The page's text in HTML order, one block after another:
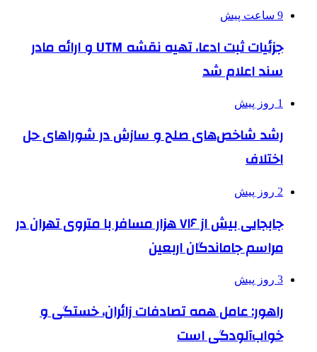
9 ساعت پیش
جزئیات ثبت ادعا، تهیه نقشه UTM و ارائه مادر
سند اعلام شد
1 روز پیش
رشد شاخص‌های صلح و سازش در شوراهای حل
اختلاف
2 روز پیش
جابجایی بیش از ۷۱۶ هزار مسافر با متروی تهران در
مراسم جاماندگان اربعین
3 روز پیش
راهور: عامل همه تصادفات زائران، خستگی و
خواب‌آلودگی است